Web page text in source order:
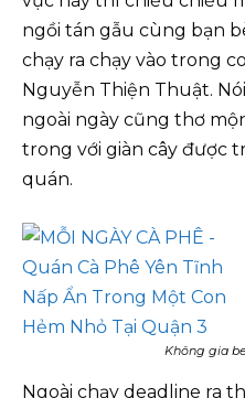
ngồi tán gẫu cùng bạn
chạy ra chạy vào trong
Nguyễn Thiện Thuật.
ngoài ngày cũng thơ
trong với giàn cây được
quán.
Không gia
Ngoài chạy deadline ra